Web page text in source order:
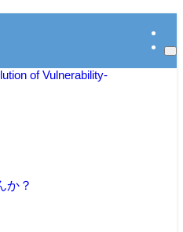
of Vulnerability-
か？